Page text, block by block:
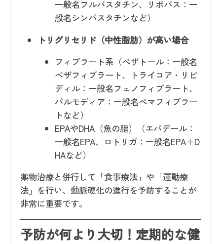
一般名フルバスタチン、リポバス：一
般名シンバスタチンなど）
トリグリセリド（中性脂肪）が高い場合
フィブラート系（ベザトール：一般名
ベザフィブラート、トライコア・リピ
ディル：一般名フェノフィブラート、
パルモディア：一般名ペマフィブラー
トなど）
EPAやDHA（魚の脂）（エパデール：
一般名EPA、ロトリガ：一般名EPA＋D
HAなど）
薬物治療と併行して「食事療法」や「運動療
法」を行い、動脈硬化の進行を予防することが
非常に重要です。
予防が何より大切！定期的な健